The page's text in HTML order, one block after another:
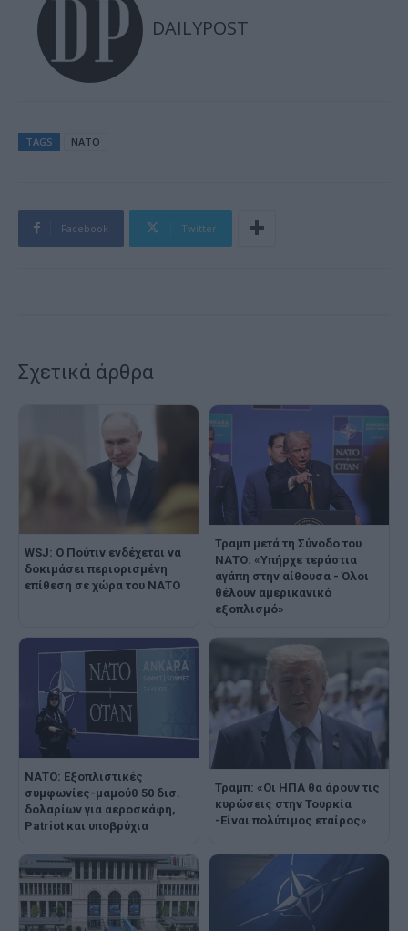
DAILYPOST
TAGS ΝΑΤΟ
Facebook Twitter
Σχετικά άρθρα
WSJ: Ο Πούτιν ενδέχεται να
δοκιμάσει περιορισμένη
επίθεση σε χώρα του ΝΑΤΟ
Τραμπ μετά τη Σύνοδο του
ΝΑΤΟ: «Υπήρχε τεράστια
αγάπη στην αίθουσα - Όλοι
θέλουν αμερικανικό
εξοπλισμό»
ΝΑΤΟ: Εξοπλιστικές
συμφωνίες-μαμούθ 50 δισ.
δολαρίων για αεροσκάφη,
Patriot και υποβρύχια
Τραμπ: «Οι ΗΠΑ θα άρουν τις
κυρώσεις στην Τουρκία
-Είναι πολύτιμος εταίρος»